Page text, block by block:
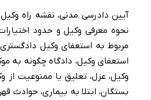
آیین دادرسی مدنی، نقشه راه
نحوه معرفی وکیل و حدود
مربوط به استعفای وکیل دادگستری
استعفای وکیل، دادگاه چگونه
وکیل، عزل، تعلیق یا ممنوعیت از
بستگان، ابتلا به بیماری، حوادث